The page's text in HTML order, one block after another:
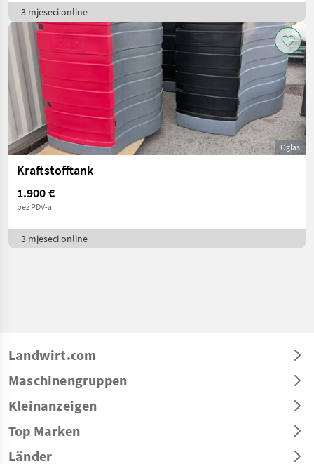
3 mjeseci online
Oglas
Kraftstofftank
1.900 €
bez PDV-a
3 mjeseci online
Landwirt.com
Maschinengruppen
Kleinanzeigen
Top Marken
Länder